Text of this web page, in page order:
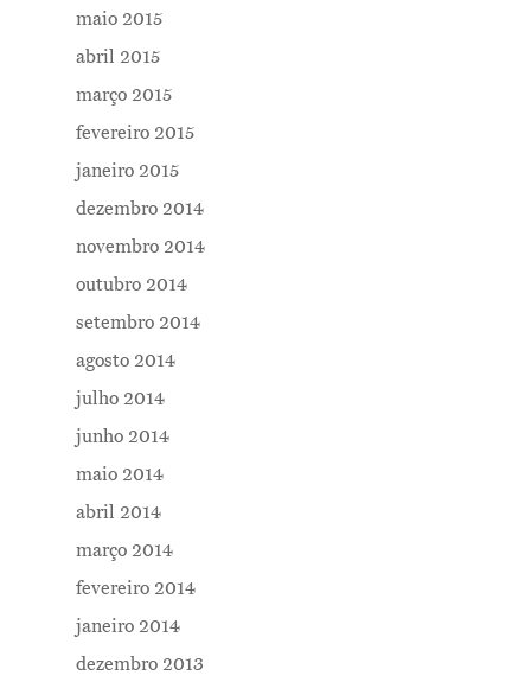
maio 2015
abril 2015
março 2015
fevereiro 2015
janeiro 2015
dezembro 2014
novembro 2014
outubro 2014
setembro 2014
agosto 2014
julho 2014
junho 2014
maio 2014
abril 2014
março 2014
fevereiro 2014
janeiro 2014
dezembro 2013